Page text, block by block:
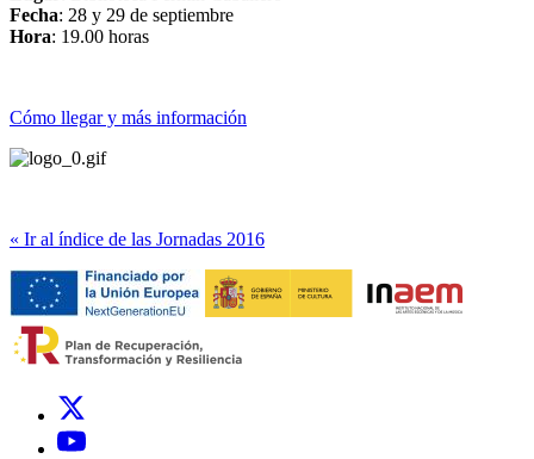
Fecha: 28 y 29 de septiembre
Hora: 19.00 horas
Cómo llegar y más información
« Ir al índice de las Jornadas 2016